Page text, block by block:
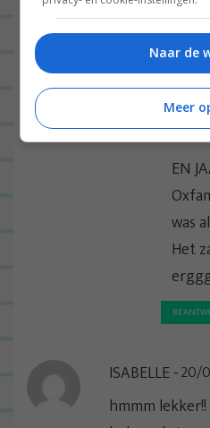
En
die
EN
was
Het
ISABELLE 20/
hmmm
Naar de
Meer